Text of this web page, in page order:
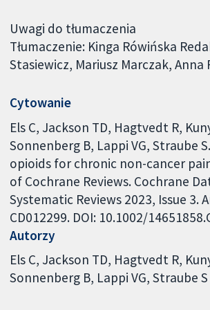
Uwagi do tłumaczenia
Tłumaczenie: Kinga Rówińska
Stasiewicz, Mariusz Marczak, Anna
Cytowanie
Els C, Jackson TD, Hagtvedt R,
Sonnenberg B, Lappi VG, Straube
opioids for chronic non-cancer
of Cochrane Reviews. Cochrane
Systematic Reviews 2023, Issue 3.
CD012299. DOI: 10.1002/
Autorzy
Els C Jackson TD Hagtvedt R
Sonnenberg B Lappi VG Straube S